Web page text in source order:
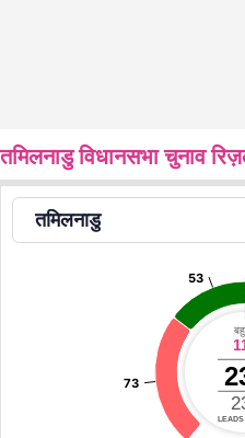
तमिलनाडु विधानसभा चुनाव